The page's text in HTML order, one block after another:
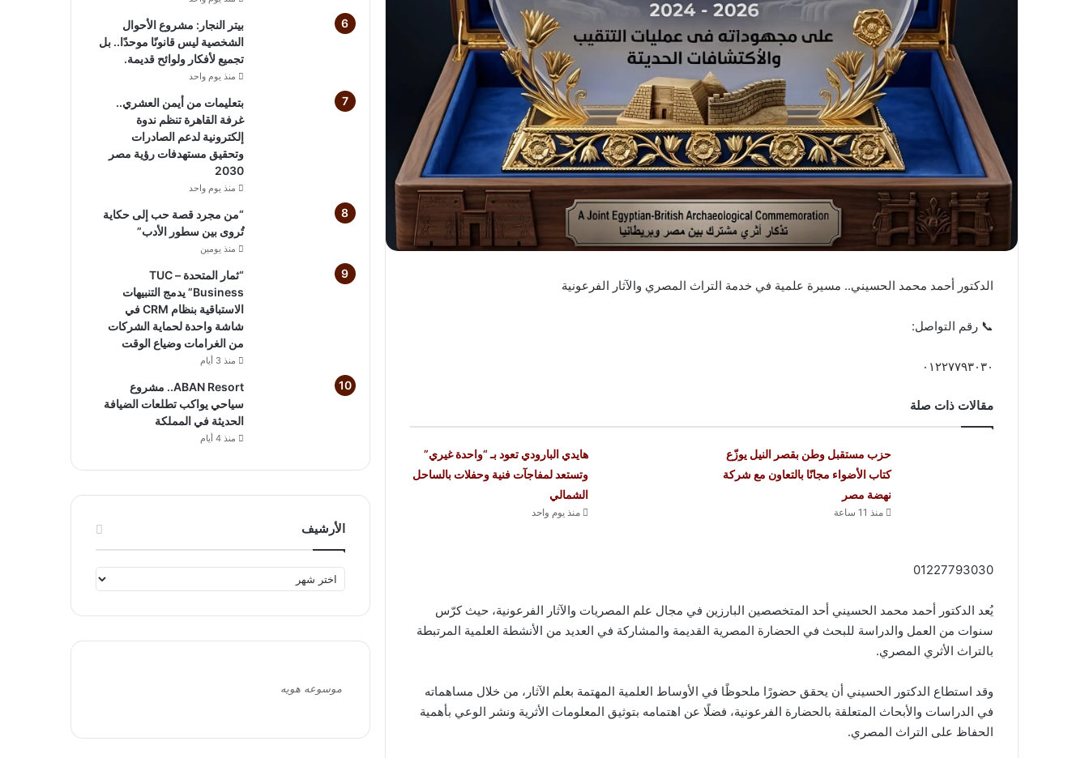
الدكتور أحمد محمد الحسيني.. مسيرة علمية في خدمة التراث المصري والآثار الفرعونية
📞 رقم التواصل:
٠١٢٢٧٧٩٣٠٣٠
مقالات ذات صلة
حزب مستقبل وطن بقصر النيل يوزّع
كتاب الأضواء مجانًا بالتعاون مع شركة
نهضة مصر
منذ 11 ساعة
هايدي البارودي تعود بـ “واحدة غيري”
وتستعد لمفاجآت فنية وحفلات بالساحل
الشمالي
منذ يوم واحد
01227793030
يُعد الدكتور أحمد محمد الحسيني أحد المتخصصين البارزين في مجال علم المصريات والآثار الفرعونية، حيث كرّس
سنوات من العمل والدراسة للبحث في الحضارة المصرية القديمة والمشاركة في العديد من الأنشطة العلمية المرتبطة
بالتراث الأثري المصري.
وقد استطاع الدكتور الحسيني أن يحقق حضورًا ملحوظًا في الأوساط العلمية المهتمة بعلم الآثار، من خلال مساهماته
في الدراسات والأبحاث المتعلقة بالحضارة الفرعونية، فضلًا عن اهتمامه بتوثيق المعلومات الأثرية ونشر الوعي بأهمية
الحفاظ على التراث المصري.
بيتر النجار: مشروع الأحوال
الشخصية ليس قانونًا موحدًا.. بل
تجميع لأفكار ولوائح قديمة.
منذ يوم واحد
بتعليمات من أيمن العشري..
غرفة القاهرة تنظم ندوة
إلكترونية لدعم الصادرات
وتحقيق مستهدفات رؤية مصر
2030
منذ يوم واحد
“من مجرد قصة حب إلى حكاية
تُروى بين سطور الأدب”
منذ يومين
“ثمار المتحدة – TUC
Business” يدمج التنبيهات
الاستباقية بنظام CRM في
شاشة واحدة لحماية الشركات
من الغرامات وضياع الوقت
منذ 3 أيام
ABAN Resort.. مشروع
سياحي يواكب تطلعات الضيافة
الحديثة في المملكة
منذ 4 أيام
الأرشيف
ل
ش
موسوعه هويه